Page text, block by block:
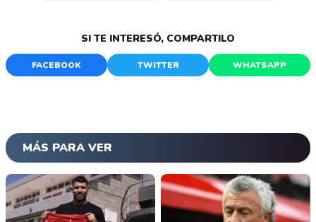
SI TE INTERESÓ, COMPARTILO
FACEBOOK TWITTER WHATSAPP
MÁS PARA VER